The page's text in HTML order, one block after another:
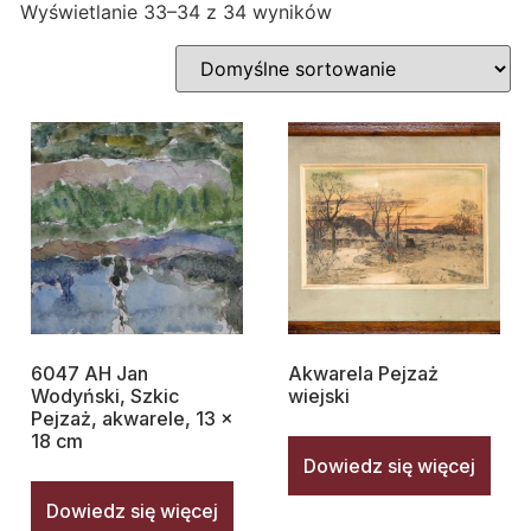
Wyświetlanie 33–34 z 34 wyników
6047 AH Jan
Wodyński, Szkic
Pejzaż, akwarele, 13 x
18 cm
Dowiedz się więcej
Akwarela Pejzaż
wiejski
Dowiedz się więcej